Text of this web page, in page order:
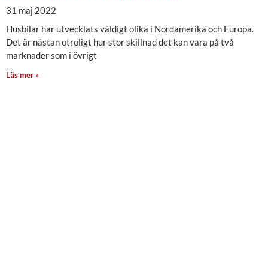
31 maj 2022
Husbilar har utvecklats väldigt olika i Nordamerika och Europa.
Det är nästan otroligt hur stor skillnad det kan vara på två
marknader som i övrigt
Läs mer »